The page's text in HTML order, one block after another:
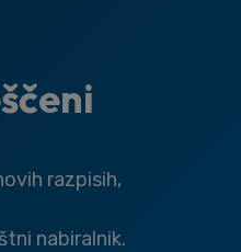
razpisih,
nabiralnik.